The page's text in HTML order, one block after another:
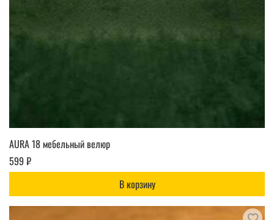
AURA 18 мебельный велюр
599 ₽
В корзину